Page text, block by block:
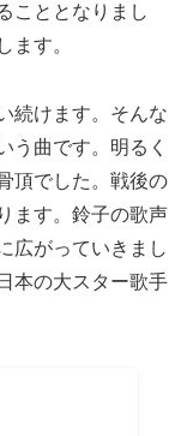
こととなりまし
ます。
続けます。そんな
う曲です。明るく
頂でした。戦後の
ます。鈴子の歌声
広がっていきまし
本の大スター歌手